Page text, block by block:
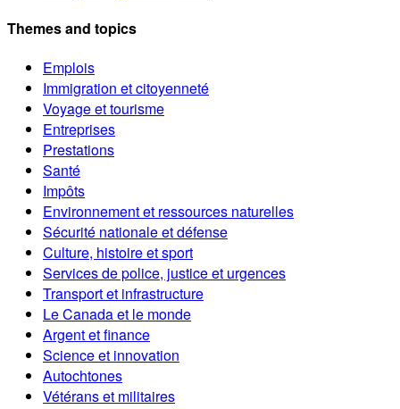
Themes and topics
Emplois
Immigration et citoyenneté
Voyage et tourisme
Entreprises
Prestations
Santé
Impôts
Environnement et ressources naturelles
Sécurité nationale et défense
Culture, histoire et sport
Services de police, justice et urgences
Transport et infrastructure
Le Canada et le monde
Argent et finance
Science et innovation
Autochtones
Vétérans et militaires